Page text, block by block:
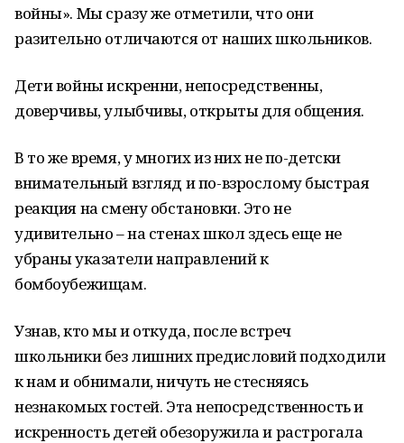
войны». Мы сразу же отметили, что они
разительно отличаются от наших школьников.
Дети войны искренни, непосредственны,
доверчивы, улыбчивы, открыты для общения.
В то же время, у многих из них не по-детски
внимательный взгляд и по-взрослому быстрая
реакция на смену обстановки. Это не
удивительно – на стенах школ здесь еще не
убраны указатели направлений к
бомбоубежищам.
Узнав, кто мы и откуда, после встреч
школьники без лишних предисловий подходили
к нам и обнимали, ничуть не стесняясь
незнакомых гостей. Эта непосредственность и
искренность детей обезоружила и растрогала